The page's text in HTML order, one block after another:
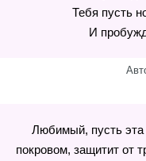
Тебя пусть
И
Любимый, пусть эта
покровом, защитит от